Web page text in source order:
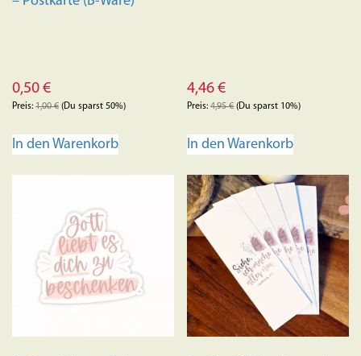
werden
0,50 €
Preis: 1,00€ (Du sparst 50%)
In den Warenkorb
4,46€
Preis:4,95€(Du sparst 10%)
In den Warenkorb